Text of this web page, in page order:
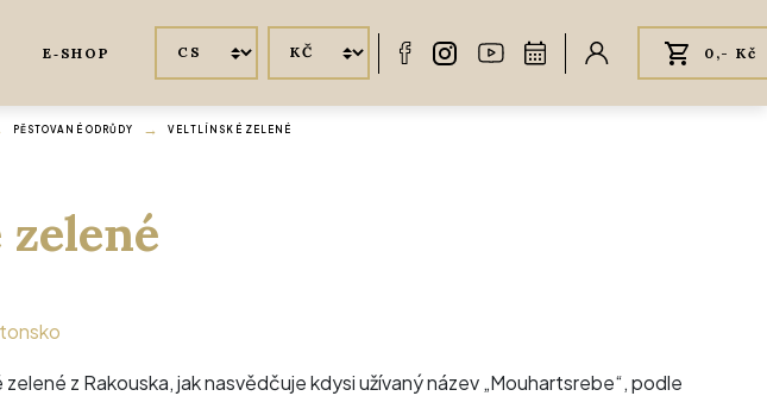
E‑SHOP 0,- Kč
PĚSTOVANÉ ODRŮDY VELTLÍNSKÉ ZELENÉ
z Rakouska, jak nasvědčuje kdysi užívaný název „Mouhartsrebe“, podle